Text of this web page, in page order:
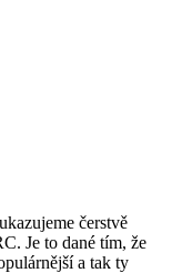
čerstvě
Je to dané tím, že
a tak ty